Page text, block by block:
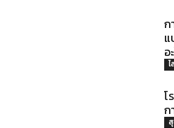
ก
อ
โ
ก